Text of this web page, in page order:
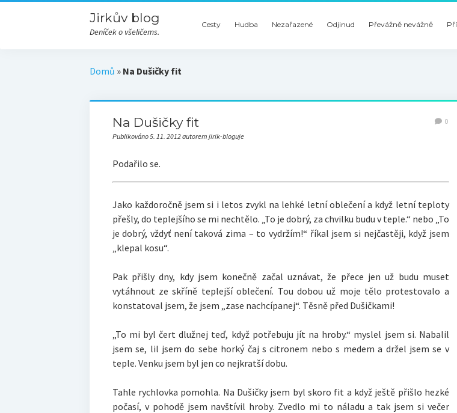
Jirkův blog
Deníček o všeličems.
Cesty Hudba Nezařazené Odjinud Převážně nevážně
Domů » Na Dušičky fit
Na Dušičky fit
Publikováno 5. 11. 2012 autorem jirik-bloguje
0
Podařilo se.
Jako každoročně jsem si i letos zvykl na lehké letní oblečení a když letní teploty
přešly, do teplejšího se mi nechtělo. „To je dobrý, za chvilku budu v teple.“ nebo „To
je dobrý, vždyť není taková zima – to vydržím!“ říkal jsem si nejčastěji, když jsem
„klepal kosu“.
Pak přišly dny, kdy jsem konečně začal uznávat, že přece jen už budu muset
vytáhnout ze skříně teplejší oblečení. Tou dobou už moje tělo protestovalo a
konstatoval jsem, že jsem „zase nachcípanej“. Těsně před Dušičkami!
„To mi byl čert dlužnej teď, když potřebuju jít na hroby.“ myslel jsem si. Nabalil
jsem se, lil jsem do sebe horký čaj s citronem nebo s medem a držel jsem se v
teple. Venku jsem byl jen co nejkratší dobu.
Tahle rychlovka pomohla. Na Dušičky jsem byl skoro fit a když ještě přišlo hezké
počasí, v pohodě jsem navštívil hroby. Zvedlo mi to náladu a tak jsem si večer